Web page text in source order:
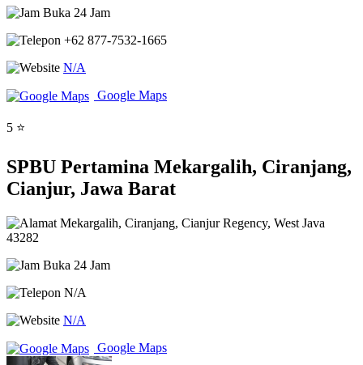
Buka 24 Jam
+62 877-7532-1665
N/A
Google Maps
5 ⭐
SPBU Pertamina Mekargalih, Ciranjang,
Cianjur, Jawa Barat
Mekargalih, Ciranjang, Cianjur Regency, West Java
43282
Buka 24 Jam
N/A
N/A
Google Maps